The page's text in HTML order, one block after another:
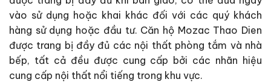
vào sử dụng hoặc khai khác đối với các quý khách
hàng sử dụng hoặc đầu tư. Căn hộ Mozac Thao Dien
được trang bị đầy đủ các nội thất phòng tắm và nhà
bếp, tất cả đều được cung cấp bởi các nhãn hiệu
cung cấp nội thất nổi tiếng trong khu vực.